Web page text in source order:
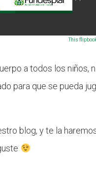
This
a todos los niños,
para que se pueda
blog, y te la